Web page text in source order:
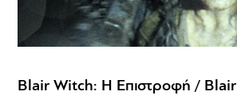
Blair Witch: Η Επιστροφή /